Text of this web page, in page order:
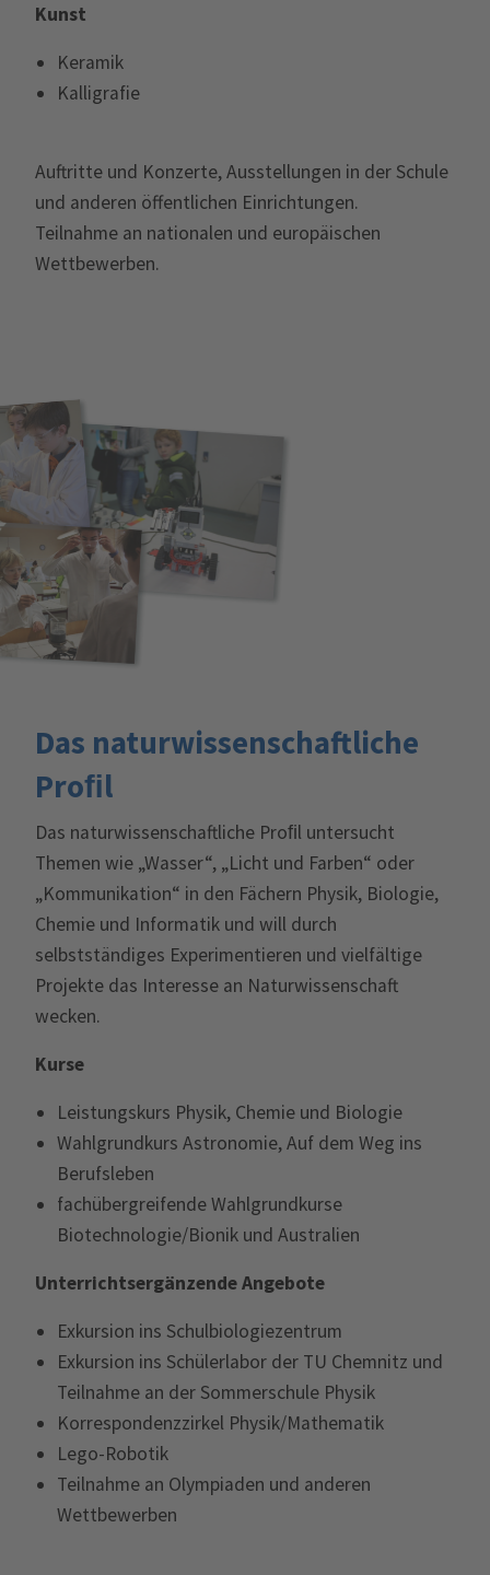
Kunst
Keramik
Kalligrafie
Auftritte und Konzerte, Ausstellungen in der Schule
und anderen öffentlichen Einrichtungen.
Teilnahme an nationalen und europäischen
Wettbewerben.
Das naturwissenschaftliche
Proﬁl
Das naturwissenschaftliche Proﬁl untersucht
Themen wie „Wasser“, „Licht und Farben“ oder
„Kommunikation“ in den Fächern Physik, Biologie,
Chemie und Informatik und will durch
selbstständiges Experimentieren und vielfältige
Projekte das Interesse an Naturwissenschaft
wecken.
Kurse
Leistungskurs Physik, Chemie und Biologie
Wahlgrundkurs Astronomie, Auf dem Weg ins
Berufsleben
fachübergreifende Wahlgrundkurse
Biotechnologie/Bionik und Australien
Unterrichtsergänzende Angebote
Exkursion ins Schulbiologiezentrum
Exkursion ins Schülerlabor der TU Chemnitz und
Teilnahme an der Sommerschule Physik
Korrespondenzzirkel Physik/Mathematik
Lego-Robotik
Teilnahme an Olympiaden und anderen
Wettbewerben